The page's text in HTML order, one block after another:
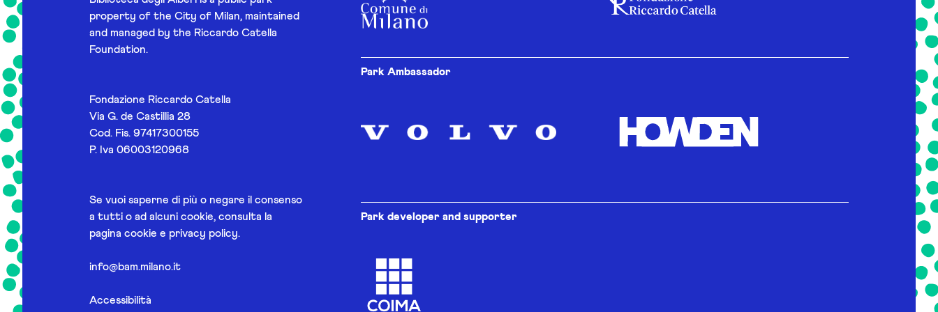
property of the City of Milan, maintained
and managed by the Riccardo Catella
Foundation.
Fondazione Riccardo Catella
Via G. de Castillia 28
Cod. Fis. 97417300155
P. Iva 06003120968
Se vuoi saperne di più o negare il consenso
a tutti o ad alcuni cookie, consulta la
pagina cookie e privacy policy.
info@bam.milano.it
Accessibilità
Park Ambassador
Park developer and supporter